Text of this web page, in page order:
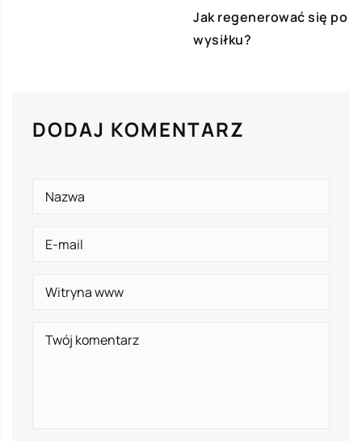
Jak regenerować się po
wysiłku?
DODAJ KOMENTARZ